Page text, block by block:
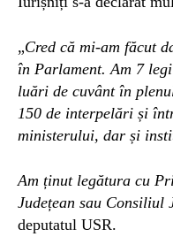
„Cred că mi-am făcut
în Parlament. Am 7
luări de cuvânt în
150 de interpelări și
ministerului, dar și
Am ținut legătura cu
Județean sau Consiliul
deputatul USR.